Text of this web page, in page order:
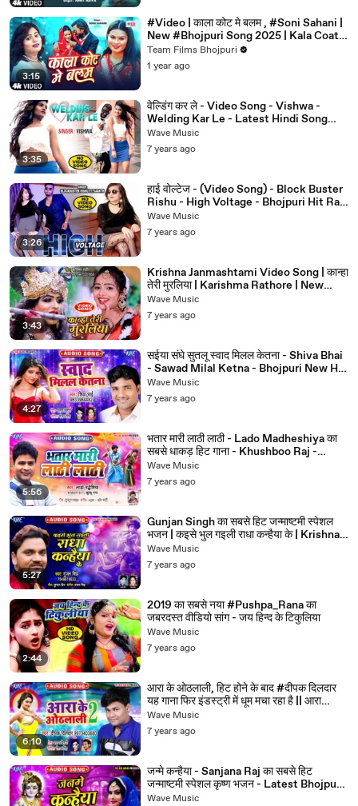
3:15
#Video | काला कोट मे बलम , #Soni Sahani |
New #Bhojpuri Song 2025 | Kala Coat
Mein Balam
Team Films Bhojpuri
1 year ago
3:35
वेल्डिंग कर ले - Video Song - Vishwa -
Welding Kar Le - Latest Hindi Song
2019
Wave Music
7 years ago
3:26
हाई वोल्टेज - (Video Song) - Block Buster
Rishu - High Voltage - Bhojpuri Hit Rap
Song 2019
Wave Music
7 years ago
3:43
Krishna Janmashtami Video Song | कान्हा
तेरी मुरलिया | Karishma Rathore | New
Krishna Bhajan 2019
Wave Music
7 years ago
4:27
सईया संघे सुतलू स्वाद मिलल केतना - Shiva Bhai
- Sawad Milal Ketna - Bhojpuri New Hit
Song 2019
Wave Music
7 years ago
5:56
भतार मारी लाठी लाठी - Lado Madheshiya का
सबसे धाकड़ हिट गाना - Khushboo Raj -
Bhojpuri New Song 2019
Wave Music
7 years ago
5:27
Gunjan Singh का सबसे हिट जन्माष्टमी स्पेशल
भजन | कइसे भुल गइली राधा कन्हैया के | Krishna
Bhajan 2019
Wave Music
7 years ago
2:44
2019 का सबसे नया #Pushpa_Rana का
जबरदस्त वीडियो सांग - जय हिन्द के टिकुलिया
Wave Music
7 years ago
6:10
आरा के ओठलाली, हिट होने के बाद #दीपक दिलदार
यह गाना फिर इंडस्ट्री में धूम मचा रहा है || आरा
ओठलाली 2
Wave Music
7 years ago
जन्मे कन्हैया - Sanjana Raj का सबसे हिट
जन्माष्टमी स्पेशल कृष्ण भजन - Latest Bhojpuri
Krishna Bhajan
Wave Music